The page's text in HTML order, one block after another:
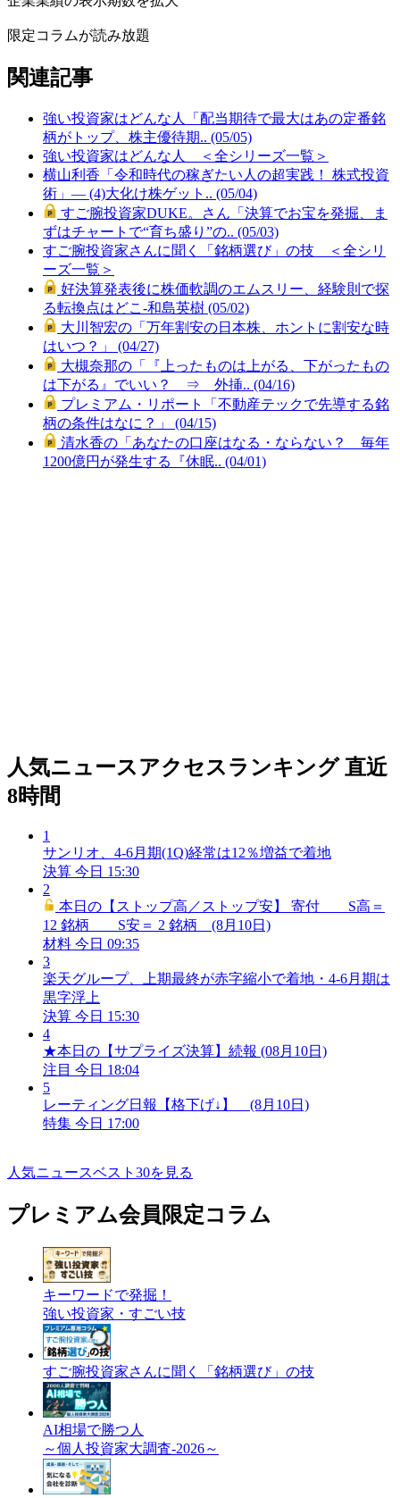
限定コラムが読み放題
関連記事
強い投資家はどんな人「配当期待で最大はあの定番銘
柄がトップ、株主優待期.. (05/05)
強い投資家はどんな人 ＜全シリーズ一覧＞
横山利香「令和時代の稼ぎたい人の超実践！ 株式投資
術」― (4)大化け株ゲット.. (05/04)
すご腕投資家DUKE。さん「決算でお宝を発掘、ま
ずはチャートで“育ち盛り”の.. (05/03)
すご腕投資家さんに聞く「銘柄選び」の技 ＜全シリ
ーズ一覧＞
好決算発表後に株価軟調のエムスリー、経験則で探
る転換点はどこ-和島英樹 (05/02)
大川智宏の「万年割安の日本株、ホントに割安な時
はいつ？」 (04/27)
大槻奈那の「『上ったものは上がる、下がったもの
は下がる』でいい？ ⇒ 外挿.. (04/16)
プレミアム・リポート「不動産テックで先導する銘
柄の条件はなに？」 (04/15)
清水香の「あなたの口座はなる・ならない？ 毎年
1200億円が発生する『休眠.. (04/01)
人気ニュースアクセスランキング 直近
8時間
1
サンリオ、4-6月期(1Q)経常は12％増益で着地
決算 今日 15:30
2
本日の【ストップ高／ストップ安】 寄付 S高＝
12 銘柄 S安＝ 2 銘柄 (8月10日)
材料 今日 09:35
3
楽天グループ、上期最終が赤字縮小で着地・4-6月期は
黒字浮上
決算 今日 15:30
4
★本日の【サプライズ決算】続報 (08月10日)
注目 今日 18:04
5
レーティング日報【格下げ↓】 (8月10日)
特集 今日 17:00
人気ニュースベスト30を見る
プレミアム会員限定コラム
キーワードで発掘！
強い投資家・すごい技
すご腕投資家さんに聞く「銘柄選び」の技
AI相場で勝つ人
～個人投資家大調査-2026～